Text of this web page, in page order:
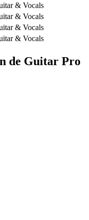
& Vocals
& Vocals
& Vocals
& Vocals
de Guitar Pro